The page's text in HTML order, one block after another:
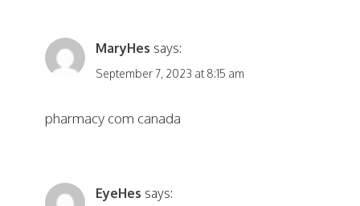
MaryHes says:
September 7, 2023 at 8:15 am
pharmacy com canada
EyeHes says: